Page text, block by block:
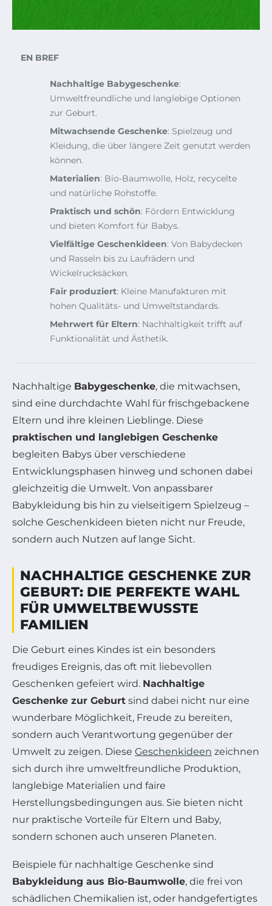
EN BREF
Nachhaltige Babygeschenke:
Umweltfreundliche und langlebige Optionen
zur Geburt.
Mitwachsende Geschenke: Spielzeug und
Kleidung, die über längere Zeit genutzt werden
können.
Materialien: Bio-Baumwolle, Holz, recycelte
und natürliche Rohstoffe.
Praktisch und schön: Fördern Entwicklung
und bieten Komfort für Babys.
Vielfältige Geschenkideen: Von Babydecken
und Rasseln bis zu Laufrädern und
Wickelrucksäcken.
Fair produziert: Kleine Manufakturen mit
hohen Qualitäts- und Umweltstandards.
Mehrwert für Eltern: Nachhaltigkeit trifft auf
Funktionalität und Ästhetik.
Nachhaltige Babygeschenke, die mitwachsen,
sind eine durchdachte Wahl für frischgebackene
Eltern und ihre kleinen Lieblinge. Diese
praktischen und langlebigen Geschenke
begleiten Babys über verschiedene
Entwicklungsphasen hinweg und schonen dabei
gleichzeitig die Umwelt. Von anpassbarer
Babykleidung bis hin zu vielseitigem Spielzeug –
solche Geschenkideen bieten nicht nur Freude,
sondern auch Nutzen auf lange Sicht.
NACHHALTIGE GESCHENKE ZUR
GEBURT: DIE PERFEKTE WAHL
FÜR UMWELTBEWUSSTE
FAMILIEN
Die Geburt eines Kindes ist ein besonders
freudiges Ereignis, das oft mit liebevollen
Geschenken gefeiert wird. Nachhaltige
Geschenke zur Geburt sind dabei nicht nur eine
wunderbare Möglichkeit, Freude zu bereiten,
sondern auch Verantwortung gegenüber der
Umwelt zu zeigen. Diese Geschenkideen zeichnen
sich durch ihre umweltfreundliche Produktion,
langlebige Materialien und faire
Herstellungsbedingungen aus. Sie bieten nicht
nur praktische Vorteile für Eltern und Baby,
sondern schonen auch unseren Planeten.
Beispiele für nachhaltige Geschenke sind
Babykleidung aus Bio-Baumwolle, die frei von
schädlichen Chemikalien ist, oder handgefertigtes